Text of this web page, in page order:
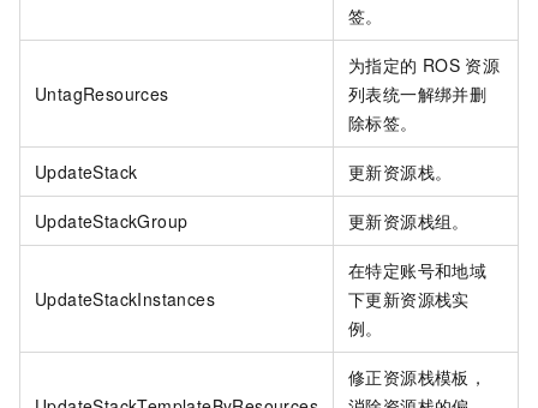
签。
UntagResources
为指定的 ROS 资源
列表统一解绑并删
除标签。
UpdateStack 更新资源栈。
UpdateStackGroup 更新资源栈组。
UpdateStackInstances
在特定账号和地域
下更新资源栈实
例。
修正资源栈模板，